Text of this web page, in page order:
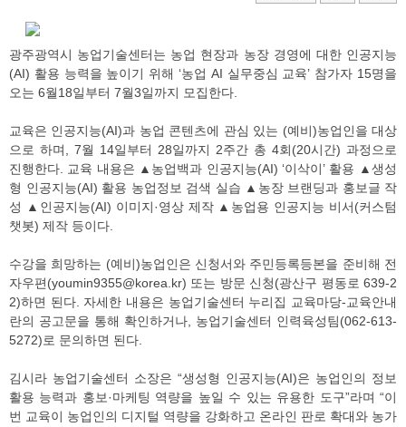
광주광역시 농업기술센터는 농업 현장과 농장 경영에 대한 인공지능
(AI) 활용 능력을 높이기 위해 ‘농업 AI 실무중심 교육’ 참가자 15명을
오는 6월18일부터 7월3일까지 모집한다.
교육은 인공지능(AI)과 농업 콘텐츠에 관심 있는 (예비)농업인을 대상
으로 하며, 7월 14일부터 28일까지 2주간 총 4회(20시간) 과정으로
진행한다. 교육 내용은 ▲농업백과 인공지능(AI) ‘이삭이’ 활용 ▲생성
형 인공지능(AI) 활용 농업정보 검색 실습 ▲농장 브랜딩과 홍보글 작
성 ▲인공지능(AI) 이미지·영상 제작 ▲농업용 인공지능 비서(커스텀
챗봇) 제작 등이다.
수강을 희망하는 (예비)농업인은 신청서와 주민등록등본을 준비해 전
자우편(youmin9355@korea.kr) 또는 방문 신청(광산구 평동로 639-2
2)하면 된다. 자세한 내용은 농업기술센터 누리집 교육마당-교육안내
란의 공고문을 통해 확인하거나, 농업기술센터 인력육성팀(062-613-
5272)로 문의하면 된다.
김시라 농업기술센터 소장은 “생성형 인공지능(AI)은 농업인의 정보
활용 능력과 홍보·마케팅 역량을 높일 수 있는 유용한 도구”라며 “이
번 교육이 농업인의 디지털 역량을 강화하고 온라인 판로 확대와 농가